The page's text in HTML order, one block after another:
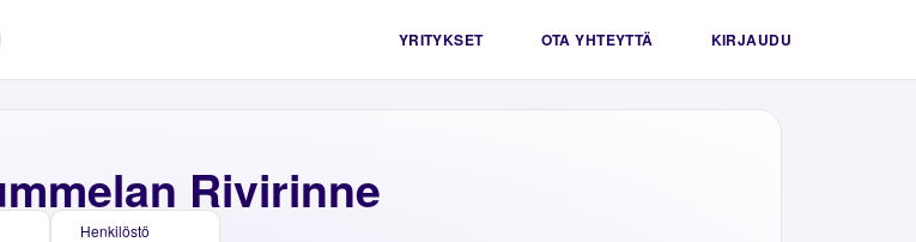
YRITYKSET OTA YHTEYTTÄ KIRJAUDU
Rivirinne
Henkilöstö